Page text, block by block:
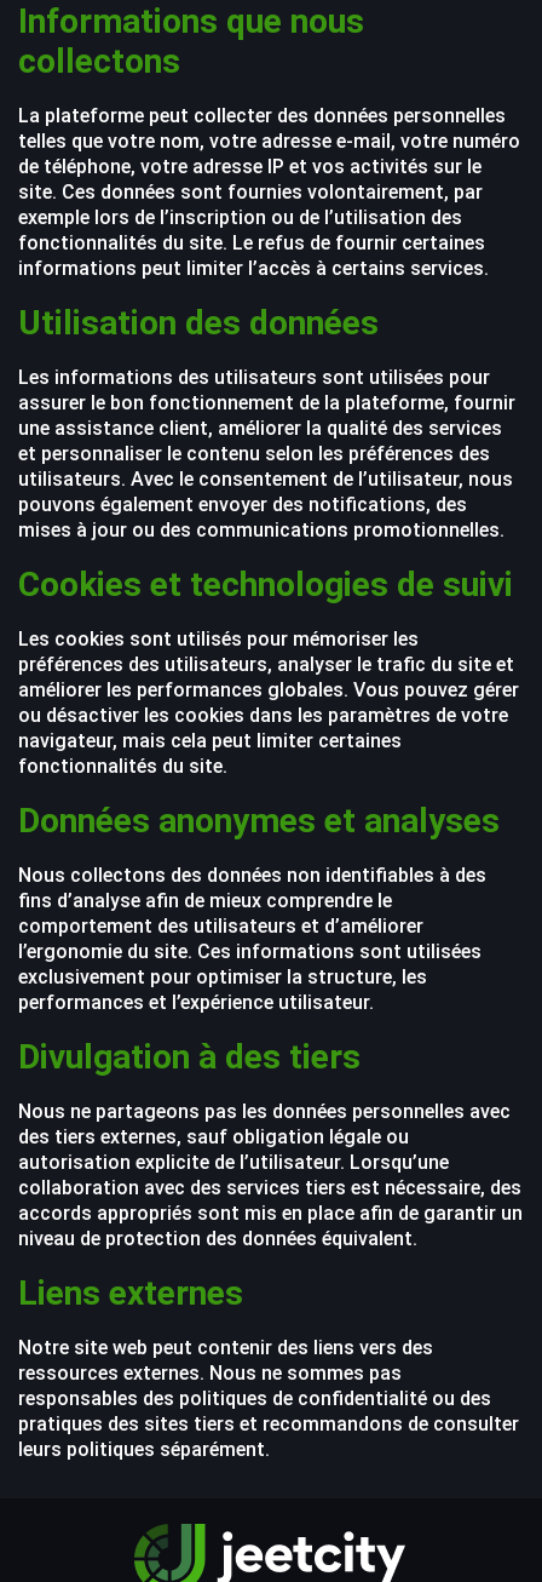
Informations que nous
collectons
La plateforme peut collecter des données personnelles
telles que votre nom, votre adresse e-mail, votre numéro
de téléphone, votre adresse IP et vos activités sur le
site. Ces données sont fournies volontairement, par
exemple lors de l’inscription ou de l’utilisation des
fonctionnalités du site. Le refus de fournir certaines
informations peut limiter l’accès à certains services.
Utilisation des données
Les informations des utilisateurs sont utilisées pour
assurer le bon fonctionnement de la plateforme, fournir
une assistance client, améliorer la qualité des services
et personnaliser le contenu selon les préférences des
utilisateurs. Avec le consentement de l’utilisateur, nous
pouvons également envoyer des notifications, des
mises à jour ou des communications promotionnelles.
Cookies et technologies de suivi
Les cookies sont utilisés pour mémoriser les
préférences des utilisateurs, analyser le trafic du site et
améliorer les performances globales. Vous pouvez gérer
ou désactiver les cookies dans les paramètres de votre
navigateur, mais cela peut limiter certaines
fonctionnalités du site.
Données anonymes et analyses
Nous collectons des données non identifiables à des
fins d’analyse afin de mieux comprendre le
comportement des utilisateurs et d’améliorer
l’ergonomie du site. Ces informations sont utilisées
exclusivement pour optimiser la structure, les
performances et l’expérience utilisateur.
Divulgation à des tiers
Nous ne partageons pas les données personnelles avec
des tiers externes, sauf obligation légale ou
autorisation explicite de l’utilisateur. Lorsqu’une
collaboration avec des services tiers est nécessaire, des
accords appropriés sont mis en place afin de garantir un
niveau de protection des données équivalent.
Liens externes
Notre site web peut contenir des liens vers des
ressources externes. Nous ne sommes pas
responsables des politiques de confidentialité ou des
pratiques des sites tiers et recommandons de consulter
leurs politiques séparément.